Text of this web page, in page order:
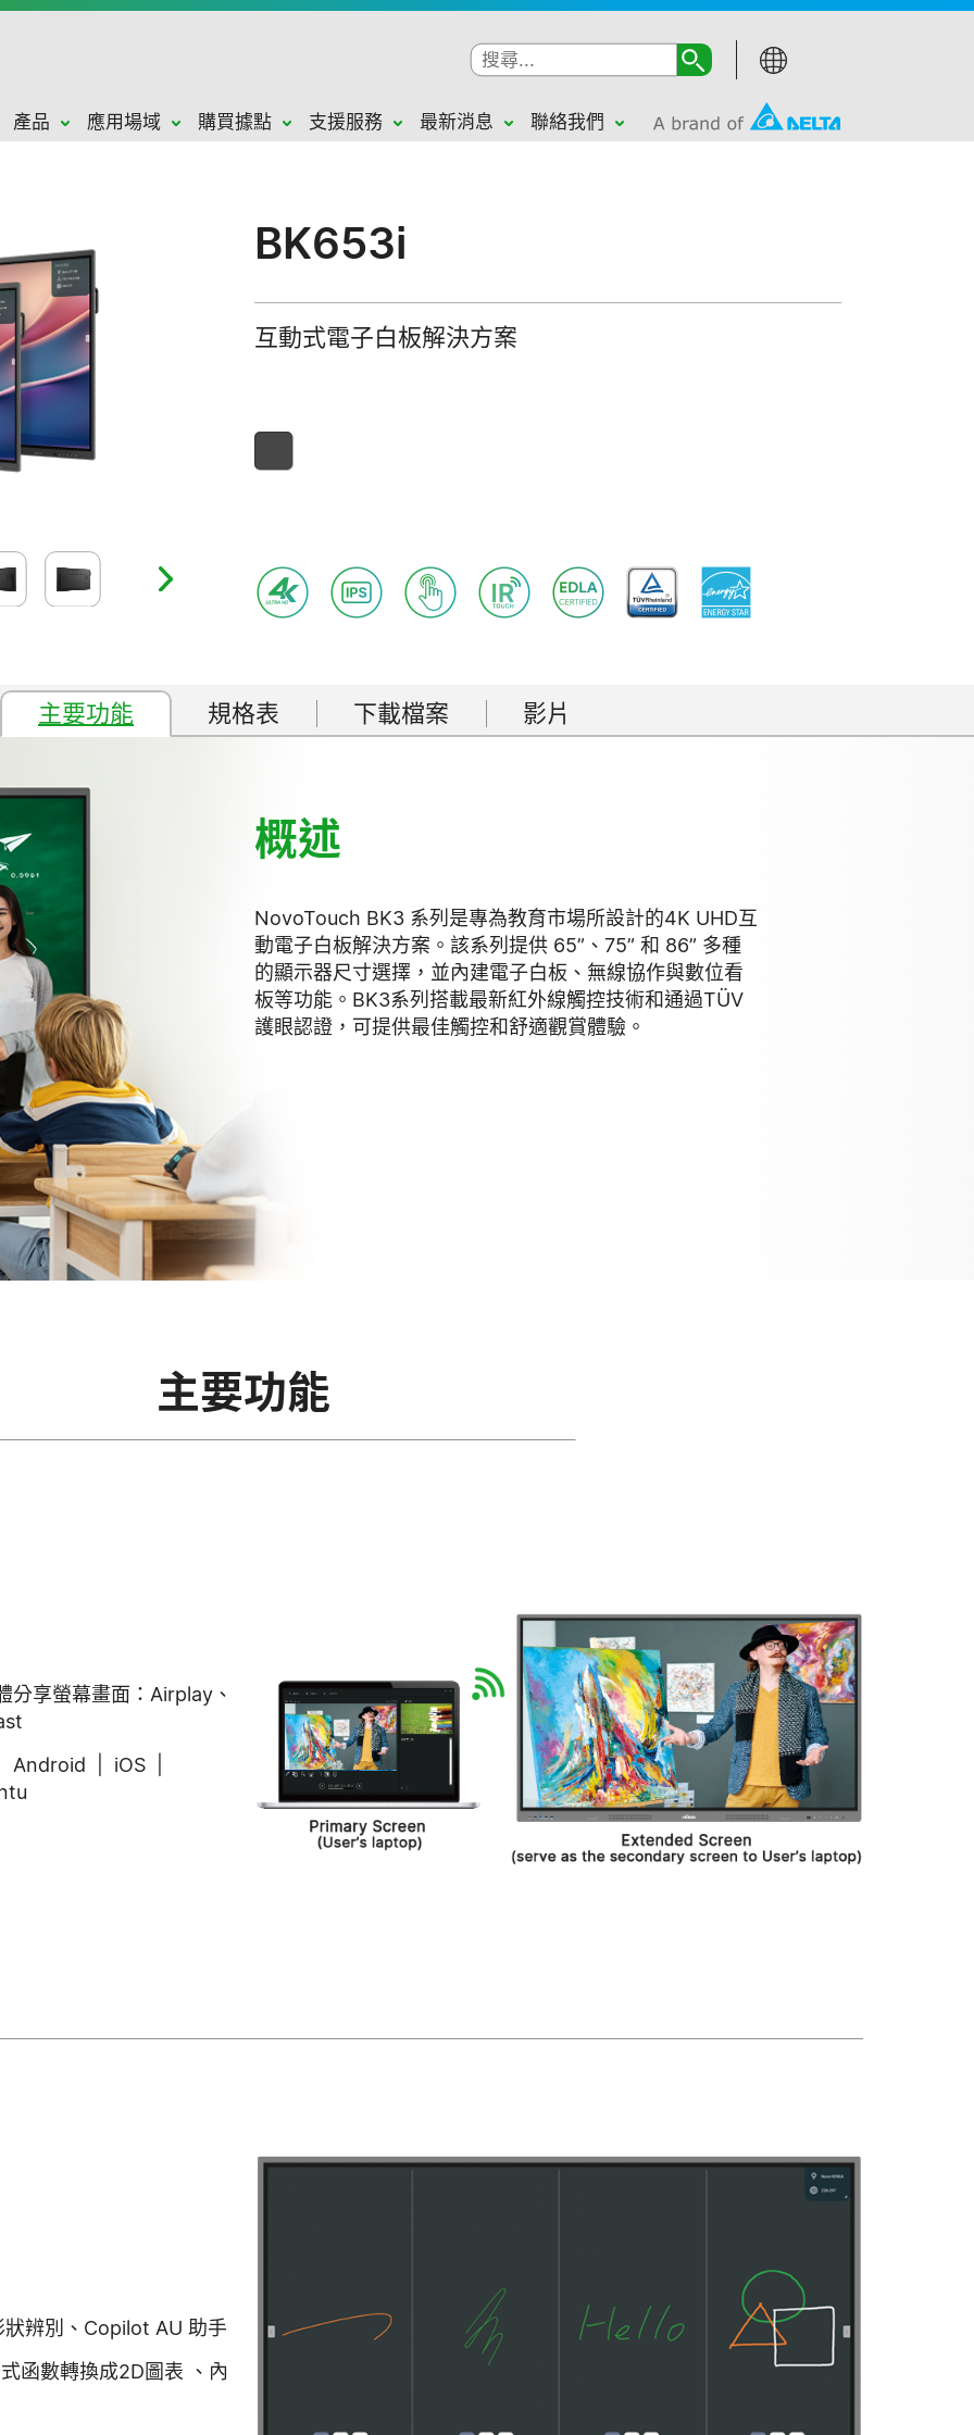
產品 應用場域 購買據點 支援服務 最新消息 聯絡我們
BK653i
互動式電子白板解決方案
主要功能 規格表 下載檔案 影片
概述
NovoTouch BK3 系列是專為教育市場所設計的4K UHD互
動電子白板解決方案。該系列提供 65”、75” 和 86” 多種
的顯示器尺寸選擇，並內建電子白板、無線協作與數位看
板等功能。BK3系列搭載最新紅外線觸控技術和通過TÜV
護眼認證，可提供最佳觸控和舒適觀賞體驗。
主要功能
享螢幕畫面：Airplay、
| iOS |
辨別、Copilot AU 助手
函數轉換成2D圖表 、內